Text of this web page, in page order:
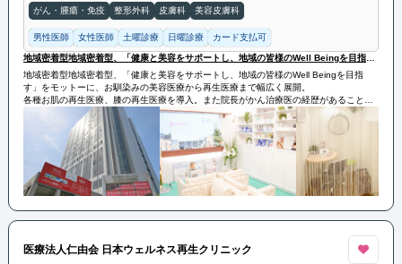
がん・腫瘍・免疫 整形外科 皮膚科 美容皮膚科
男性医師 女性医師 土曜診療 日曜診療 カード支払可
地域密着型地域密着型、「健康と美容をサポートし、地域の皆様のWell Beingを目指す」をモットーに
地域密着型地域密着型、「健康と美容をサポートし、地域の皆様のWell Beingを目指
す」をモットーに、お馴染みの美容医療から再生医療まで幅広く展開。
各種お肌の再生医療、膝の再生医療を導入。また院長がかん治療医の経歴があることか
らNK細胞療法なども導入している。
医療法人仁由会 日本ウェルネス再生クリニック